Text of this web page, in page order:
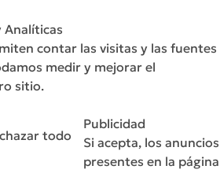
Analíticas
contar las visitas y las fuentes
medir y mejorar el
sitio.
todo
Publicidad
Si acepta, los anuncios
presentes en la página